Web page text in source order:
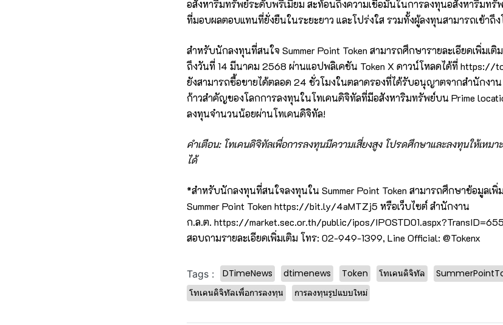
อสังหาริมทรัพย์ระดับพรีเมียม สะท้อนถึงความเชื่อมั่นในการลงทุนอสังหาริมทรั
ที่มอบผลตอบแทนที่ยั่งยืนในระยะยาว และโปร่งใส รวมทั้งผู้ลงทุนสามารถเข้าถึ
สำหรับนักลงทุนที่สนใจ Summer Point Token สามารถศึกษารายละเอียดเพิ่มเ
ถึงวันที่ 14 มีนาคม 2568 ผ่านแอปพลิเคชัน Token X ดาวน์โหลดได้ที่https://
ยังสามารถซื้อขายได้ตลอด 24 ชั่วโมงในตลาดรองที่ได้รับอนุญาตจากสำนักงา
ก้าวสำคัญของโลกการลงทุนในโทเคนดิจิทัลที่มีอสังหาริมทรัพย์บน Prime
ลงทุนจำนวนน้อยผ่านโทเคนดิจิทัล!
คำเตือน: โทเคนดิจิทัลเพื่อการลงทุนมีความเสี่ยงสูง โปรดศึกษาและลงทุนให้เหม
ได้
*สำหรับนักลงทุนที่สนใจลงทุนใน Summer Point Token สามารถศึกษาข้อมูลเพิ่
Summer Point Token https://bit.ly/4aMTZj5 หรือเว็บไซต์ สำนักงาน
ก.ล.ต. https://market.sec.or.th/public/ipos/
สอบถามรายละเอียดเพิ่มเติม โทร: 02-949-1399, Line Official: @Tokenx
Tags : DTimeNews dtimenews Token โทเคนดิจิทัล
โทเคนดิจิทัลเพื่อการลงทุน
การลงทุนรูปแบบใหม่